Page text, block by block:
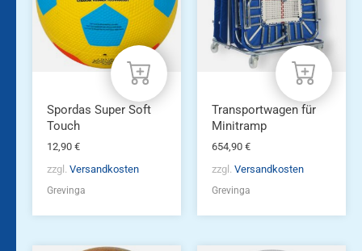
Spordas Super Soft
Touch
12,90 €
zzgl. Versandkosten
Grevinga
Transportwagen für
Minitramp
654,90 €
zzgl. Versandkosten
Grevinga